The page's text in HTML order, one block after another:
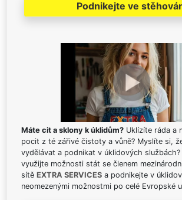
Podnikejte ve
Máte cit a sklony k úklidům? Uklízíte ráda a
pocit z té zářivé čistoty a vůně? Myslíte si,
vydělávat a podnikat v úklidových službách?
využijte možnosti stát se členem
sítě EXTRA SERVICES a podnikejte v
neomezenými možnostmi po celé Evropské